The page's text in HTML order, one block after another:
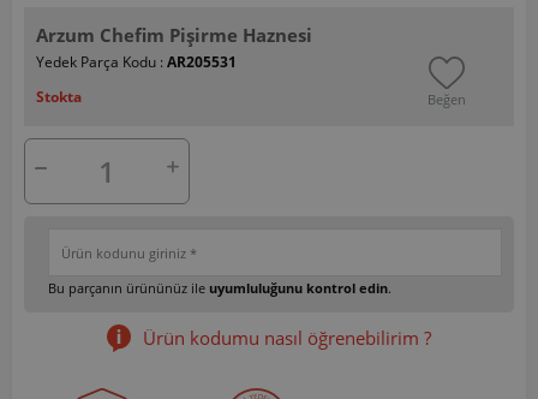
Arzum Chefim Pişirme Haznesi
Yedek Parça Kodu : AR205531
Stokta
Beğen
Bu parçanın ürününüz ile uyumluluğunu kontrol edin.
Ürün kodumu nasıl öğrenebilirim ?